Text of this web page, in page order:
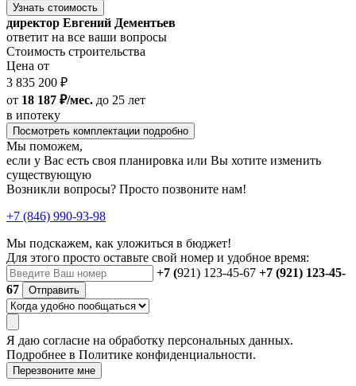
Узнать стоимость
директор Евгений Дементьев
ответит на все ваши вопросы
Стоимость строительства
Цена от
3 835 200 ₽
от 18 187 ₽/мес. до 25 лет
в ипотеку
Посмотреть комплектации подробно
Мы поможем,
если у Вас есть своя планировка или Вы хотите изменить
существующую
Возникли вопросы? Просто позвоните нам!
+7 (846) 990-93-98
Мы подскажем, как уложиться в бюджет!
Для этого просто оставьте свой номер и удобное время:
+7 (921) 123-45-67 +7 (921) 123-45-
67
Отправить
Я даю согласие на обработку персональных данных.
Подробнее в Политике конфиденциальности.
Перезвоните мне